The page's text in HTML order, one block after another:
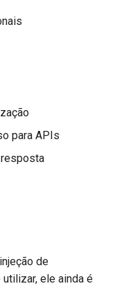
para APIs
de
ele ainda é